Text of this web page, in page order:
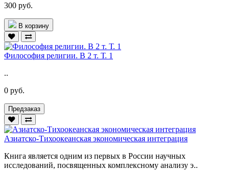
300 руб.
В корзину
Философия религии. В 2 т. Т. 1
..
0 руб.
Предзаказ
Азиатско-Тихоокеанская экономическая интеграция
Книга является одним из первых в России научных
исследований, посвященных комплексному анализу э..